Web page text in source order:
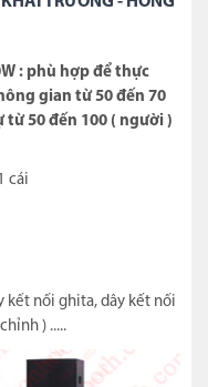
: phù hợp để thực
gian từ 50 đến 70
50 đến 100 ( người )
cái
kết nối ghita, dây kết nối
) .....